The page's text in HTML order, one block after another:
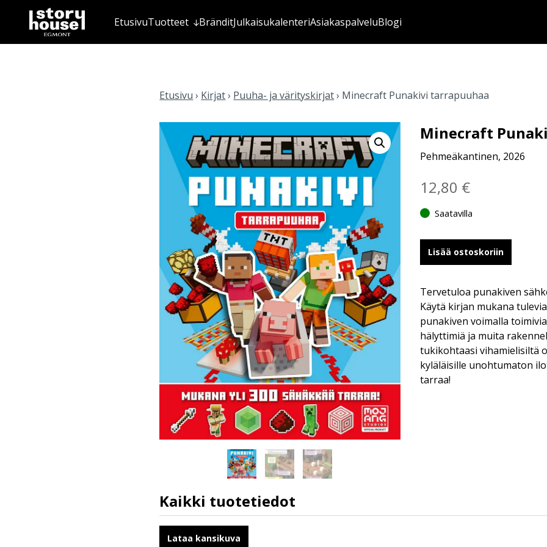
EtusivuTuotteet BränditJulkaisukalenteriAsiakaspalveluBlogi
Etusivu › Kirjat› Puuha- ja värityskirjat› Minecraft Punakivi tarrapuuhaa
Minecraft
Pehmeäkantinen, 2026
12,80 €
Saatavilla
Lisää ostoskoriin
Tervetuloa punakiven
Käytä kirjan mukana
punakiven voimalla
hälyttimiä ja muita
tukikohtaasi vihamielisiltä
kyläläisille unohtumaton
tarraa!
Kaikki tuotetiedot
ISBN
9789523349353
Kääntäjät
Lataa kansikuva